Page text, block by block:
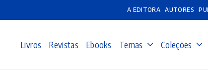
A EDITORA AUTORES
Livros Revistas Ebooks Temas Coleções